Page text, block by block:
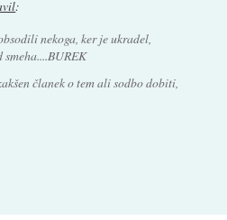
:
nekoga, ker je ukradel,
članek o tem ali sodbo dobiti,